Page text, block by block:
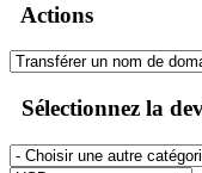
Actions
Sélectionnez la